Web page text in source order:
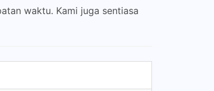
waktu. Kami juga sentiasa